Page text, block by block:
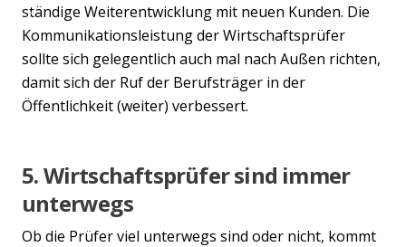
Previous
ständige Weiterentwicklung mit neuen Kunden. Die
Kommunikationsleistung der Wirtschaftsprüfer
sollte sich gelegentlich auch mal nach Außen richten,
damit sich der Ruf der Berufsträger in der
Öffentlichkeit (weiter) verbessert.
5. Wirtschaftsprüfer sind immer
unterwegs
Ob die Prüfer viel unterwegs sind oder nicht, kommt